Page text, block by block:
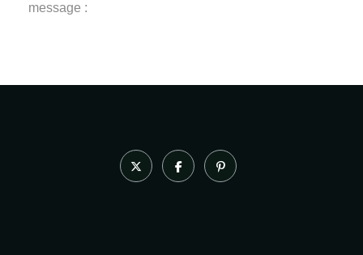
message :